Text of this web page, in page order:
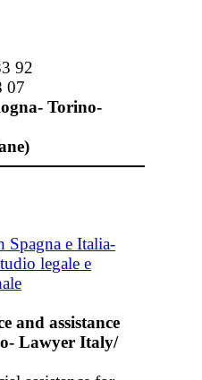
92
07
Torino-
and assistance
Lawyer Italy/